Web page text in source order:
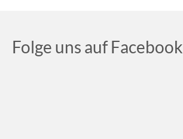
Folge uns auf Facebook